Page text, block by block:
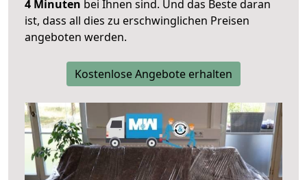
4 Minuten bei Ihnen sind. Und das Beste daran
ist, dass all dies zu erschwinglichen Preisen
angeboten werden.
Kostenlose Angebote erhalten